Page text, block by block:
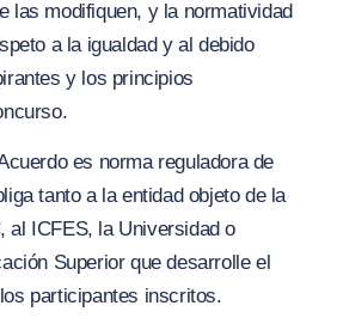
las modifiquen, y la normatividad
a la igualdad y al debido
y los principios
es norma reguladora de
tanto a la entidad objeto de la
al ICFES, la Universidad o
Superior que desarrolle el
participantes inscritos.